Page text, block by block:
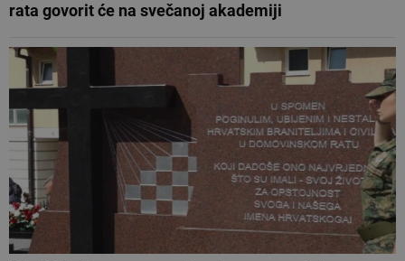
rata govorit će na svečanoj akademiji